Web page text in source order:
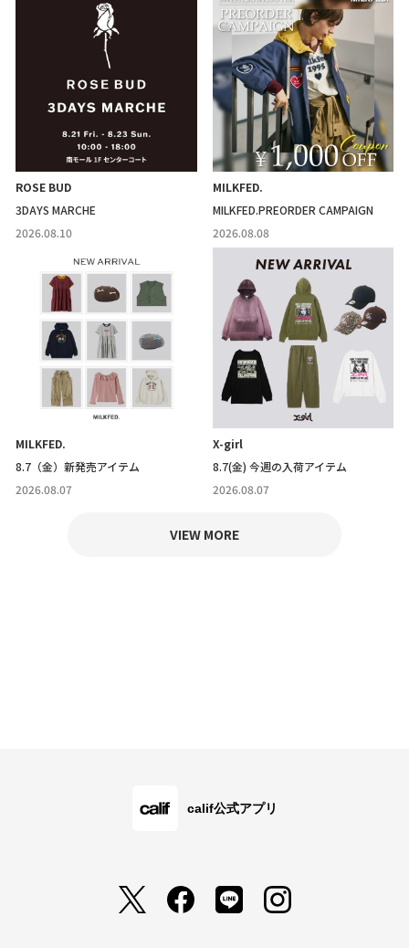
ROSE BUD
3DAYS MARCHE
2026.08.10
MILKFED.
MILKFED.PREORDER CAMPAIGN
2026.08.08
MILKFED.
8.7（金）新発売アイテム
2026.08.07
X-girl
8.7(金) 今週の入荷アイテム
2026.08.07
VIEW MORE
calif公式アプリ